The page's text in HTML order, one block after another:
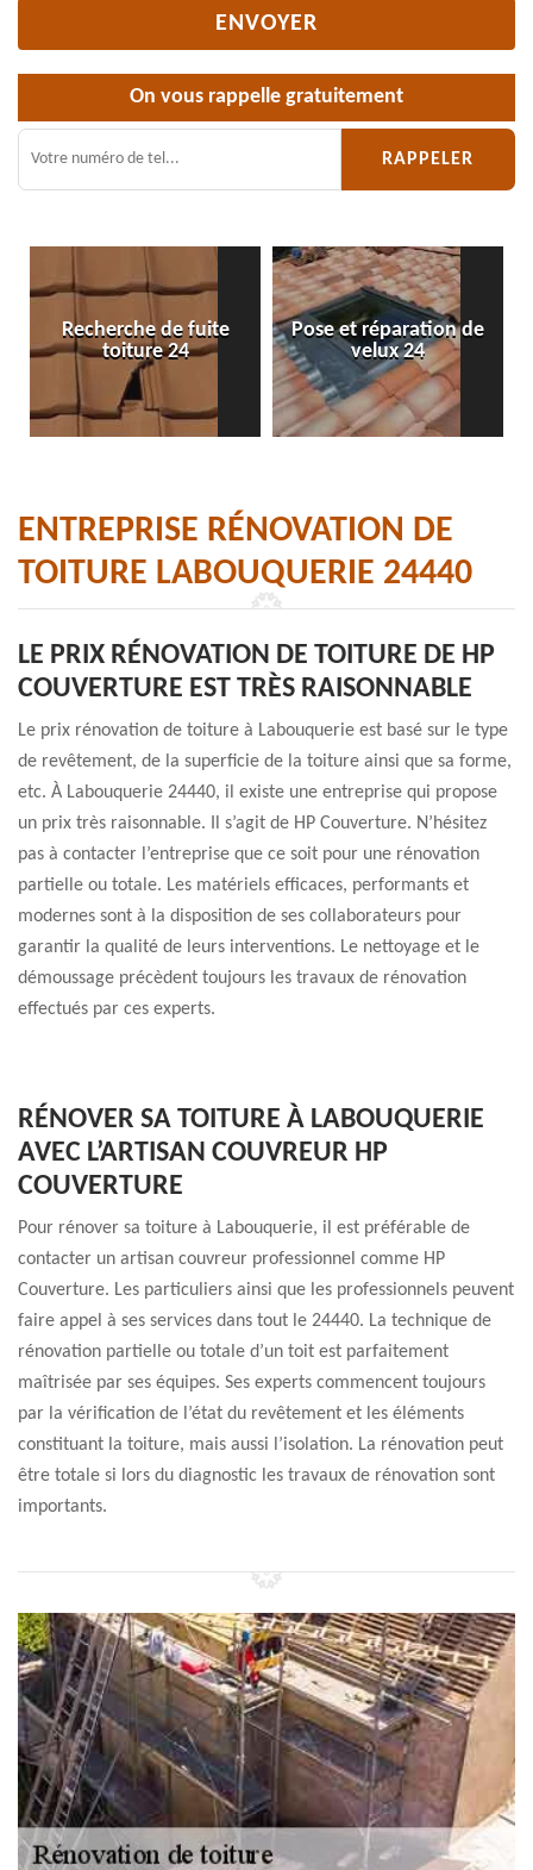
On vous rappelle gratuitement
Recherche de fuite
toiture 24
Pose et réparation de
velux 24
ENTREPRISE RÉNOVATION DE
TOITURE LABOUQUERIE 24440
LE PRIX RÉNOVATION DE TOITURE DE HP
COUVERTURE EST TRÈS RAISONNABLE
Le prix rénovation de toiture à Labouquerie est basé sur le type
de revêtement, de la superficie de la toiture ainsi que sa forme,
etc. À Labouquerie 24440, il existe une entreprise qui propose
un prix très raisonnable. Il s’agit de HP Couverture. N’hésitez
pas à contacter l’entreprise que ce soit pour une rénovation
partielle ou totale. Les matériels efficaces, performants et
modernes sont à la disposition de ses collaborateurs pour
garantir la qualité de leurs interventions. Le nettoyage et le
démoussage précèdent toujours les travaux de rénovation
effectués par ces experts.
RÉNOVER SA TOITURE À LABOUQUERIE
AVEC L’ARTISAN COUVREUR HP
COUVERTURE
Pour rénover sa toiture à Labouquerie, il est préférable de
contacter un artisan couvreur professionnel comme HP
Couverture. Les particuliers ainsi que les professionnels peuvent
faire appel à ses services dans tout le 24440. La technique de
rénovation partielle ou totale d’un toit est parfaitement
maîtrisée par ses équipes. Ses experts commencent toujours
par la vérification de l’état du revêtement et les éléments
constituant la toiture, mais aussi l’isolation. La rénovation peut
être totale si lors du diagnostic les travaux de rénovation sont
importants.